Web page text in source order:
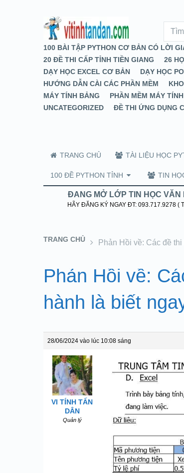
100 BÀI TẬP PYTHON CƠ BẢN CÓ LỜI
20 ĐỀ THI CẤP TỈNH TIỀN GIANG
26
DẠY HỌC EXCEL CƠ BẢN
DẠY HỌC
HƯỚNG DẪN CÀI CÁC PHẦN MỀM
MÁY TÍNH BẢNG
PHẦN MỀM MÁY TÍNH
UNCATEGORIZED
ĐỀ THI ỨNG DỤNG
TRANG CHỦ TÀI LIỆU HỌC
100 ĐỀ PYTHON TỈNH TIN
ĐANG MỞ LỚP TIN HỌC VĂN
HÃY ĐĂNG KÝ NGAY ĐT: 093.717.9278 (
TRANG CHỦ Phản Hồi về: Các đề
Phản Hồi về:
hành là biết
28/06/2024 vào lúc 10:08 sáng
VI TÍNH TẤN
DÂN
Quản lý